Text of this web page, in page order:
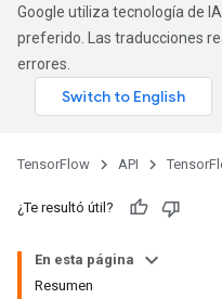
Google utiliza tecnología de
preferido. Las traducciones
errores.
TensorFlow API
¿Te resultó útil?
En esta página
Resumen